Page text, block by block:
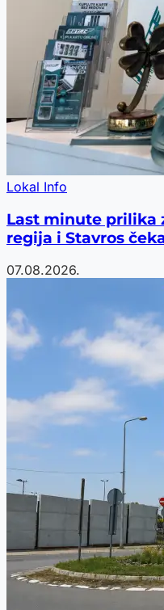
Lokal Info
Last minute prilika
regija i Stavros
07.08.2026.